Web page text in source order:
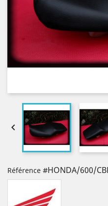

Référence #HONDA/600/